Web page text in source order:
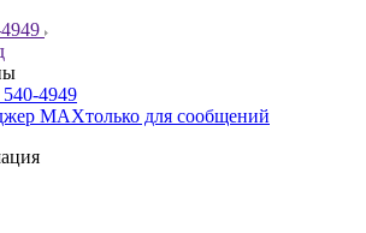
4949
МАХтолько для сообщений